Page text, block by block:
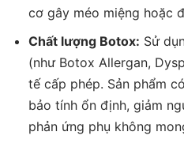
cơ gây méo miệng hoặc
Chất lượng Botox: Sử
(như Botox Allergan,
tế cấp phép. Sản phẩm
bảo tính ổn định, giảm
phản ứng phụ không